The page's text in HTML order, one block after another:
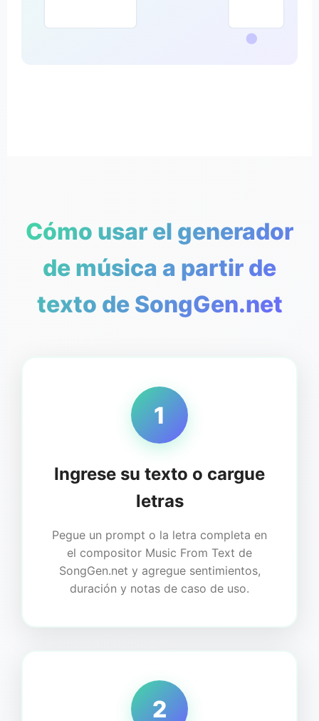
Cómo usar el generador
de música a partir de
texto de SongGen.net
1
Ingrese su texto o cargue
letras
Pegue un prompt o la letra completa en
el compositor Music From Text de
SongGen.net y agregue sentimientos,
duración y notas de caso de uso.
2